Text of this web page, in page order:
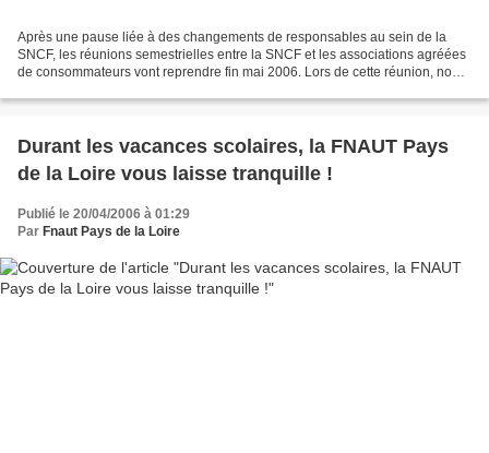
Après une pause liée à des changements de responsables au sein de la
SNCF, les réunions semestrielles entre la SNCF et les associations agréées
de consommateurs vont reprendre fin mai 2006. Lors de cette réunion, nous
Durant les vacances scolaires, la FNAUT Pays
de la Loire vous laisse tranquille !
Publié le 20/04/2006 à 01:29
Par Fnaut Pays de la Loire